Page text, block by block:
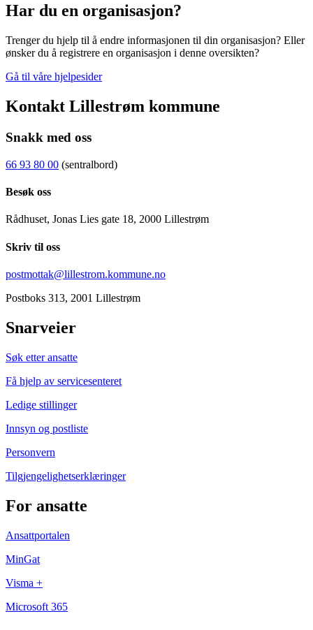
Har du en organisasjon?
Trenger du hjelp til å endre informasjonen til din organisasjon? Eller
ønsker du å registrere en organisasjon i denne oversikten?
Gå til våre hjelpesider
Kontakt Lillestrøm kommune
Snakk med oss
66 93 80 00 (sentralbord)
Besøk oss
Rådhuset, Jonas Lies gate 18, 2000 Lillestrøm
Skriv til oss
postmottak@lillestrom.kommune.no
Postboks 313, 2001 Lillestrøm
Snarveier
Søk etter ansatte
Få hjelp av servicesenteret
Ledige stillinger
Innsyn og postliste
Personvern
Tilgjengelighetserklæringer
For ansatte
Ansattportalen
MinGat
Visma +
Microsoft 365